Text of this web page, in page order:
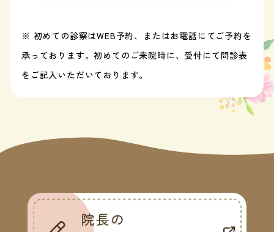
※ 初めての診察はWEB予約、またはお電話にてご予約を
承っております。初めてのご来院時に、受付にて問診表
をご記入いただいております。